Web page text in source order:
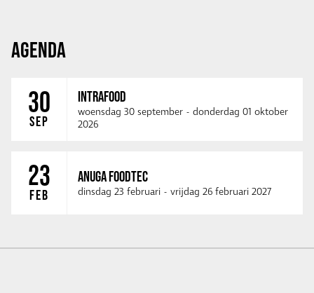
AGENDA
30
SEP
INTRAFOOD
woensdag 30 september - donderdag 01 oktober
2026
23
FEB
ANUGA FOODTEC
dinsdag 23 februari - vrijdag 26 februari 2027